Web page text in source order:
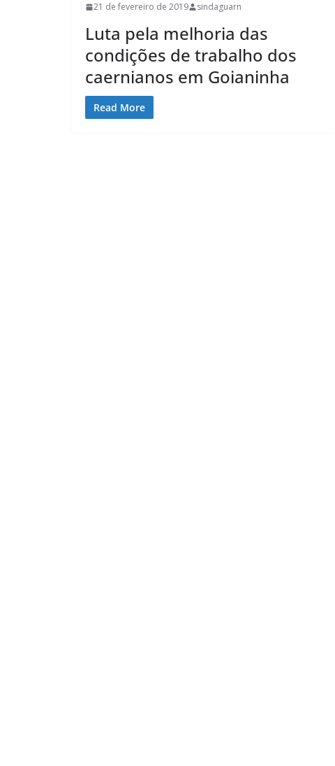
21 de fevereiro de 2019 sindaguarn
Luta pela melhoria das
condições de trabalho dos
caernianos em Goianinha
Read More